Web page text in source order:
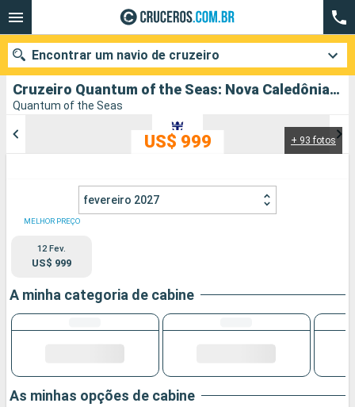
Cruzeiro Quantum of the Seas: Nova Caledônia, Austrália partindo de Brisbane
Quantum of the Seas
+ 93 fotos
US$ 999
fevereiro 2027
MELHOR PREÇO
12 Fev.
US$ 999
A minha categoria de cabine
As minhas opções de cabine
Encontrar um navio de cruzeiro
Cidades Companhias